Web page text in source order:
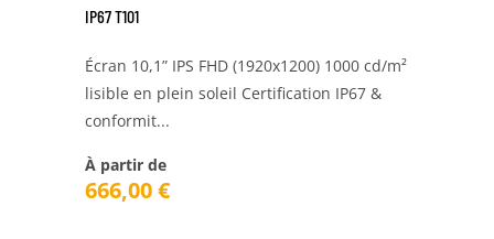
IP67 T101
Écran 10,1” IPS FHD (1920x1200) 1000 cd/m²
lisible en plein soleil Certification IP67 &
conformit...
À partir de
666,00€